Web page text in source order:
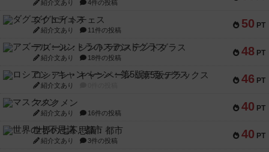
紹介文あり 4件の投稿
50 PT
ダグエイトチェス
紹介文あり 11件の投稿
48 PT
アズール：シントラのステンドグラス
紹介文あり 18件の投稿
46 PT
ロシアン・キャンペーン：第5版デラックス
紹介文あり
40 PT
マスクメン
紹介文あり 16件の投稿
40 PT
世界の七不思議：都市
紹介文あり 3件の投稿